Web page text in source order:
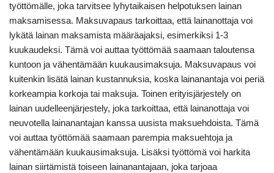
työttömälle, joka tarvitsee lyhytaikaisen helpotuksen lainan
maksamisessa. Maksuvapaus tarkoittaa, että lainanottaja voi
lykätä lainan maksamista määräajaksi, esimerkiksi 1-3
kuukaudeksi. Tämä voi auttaa työttömää saamaan taloutensa
kuntoon ja vähentämään kuukausimaksuja. Maksuvapaus voi
kuitenkin lisätä lainan kustannuksia, koska lainanantaja voi periä
korkeampia korkoja tai maksuja. Toinen erityisjärjestely on
lainan uudelleenjärjestely, joka tarkoittaa, että lainanottaja voi
neuvotella lainanantajan kanssa uusista maksuehdoista. Tämä
voi auttaa työttömää saamaan parempia maksuehtoja ja
vähentämään kuukausimaksuja. Lisäksi työttömä voi harkita
lainan siirtämistä toiseen lainanantajaan, joka tarjoaa